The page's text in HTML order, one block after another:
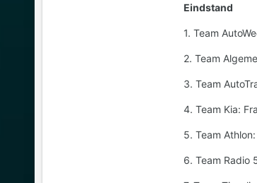
Eindstand
1. Team
2. Team
3. Team
4. Team Kia:
5. Team
6. Team Radio